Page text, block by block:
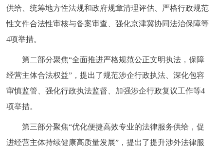
供给、统筹地方性法规和政府规章清理评估、严格行政规范
性文件合法性审核与备案审查、强化京津冀协同法治保障等
4项举措。
第二部分聚焦“全面推进严格规范公正文明执法，保障
经营主体合法权益”，提出了规范涉企行政执法、深化包容
审慎监管、强化行政执法监督、加强涉企行政复议工作等4
项举措。
第三部分聚焦“优化便捷高效专业的法律服务供给，促
进经营主体持续健康高质量发展”，提出了提升涉外法律服